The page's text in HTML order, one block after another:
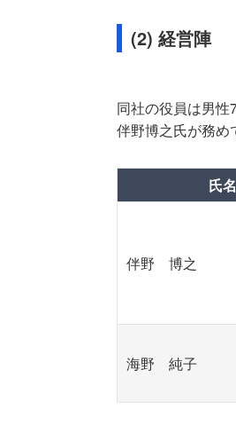
(2) 経営陣
同社の役員は男
伴野博之氏が務め
氏名
伴野 博之
海野 純子